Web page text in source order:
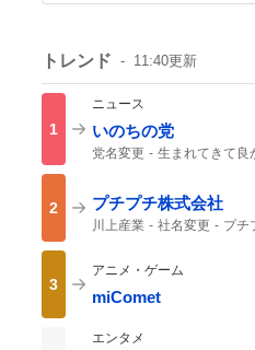
トレンド 11:40更新
1
ニュース
いのちの党
党名変更 生まれてきて良
2 プチプチ株式会社
川上産業 社名変更 プチ
3
アニメ・ゲーム
miComet
エンタメ